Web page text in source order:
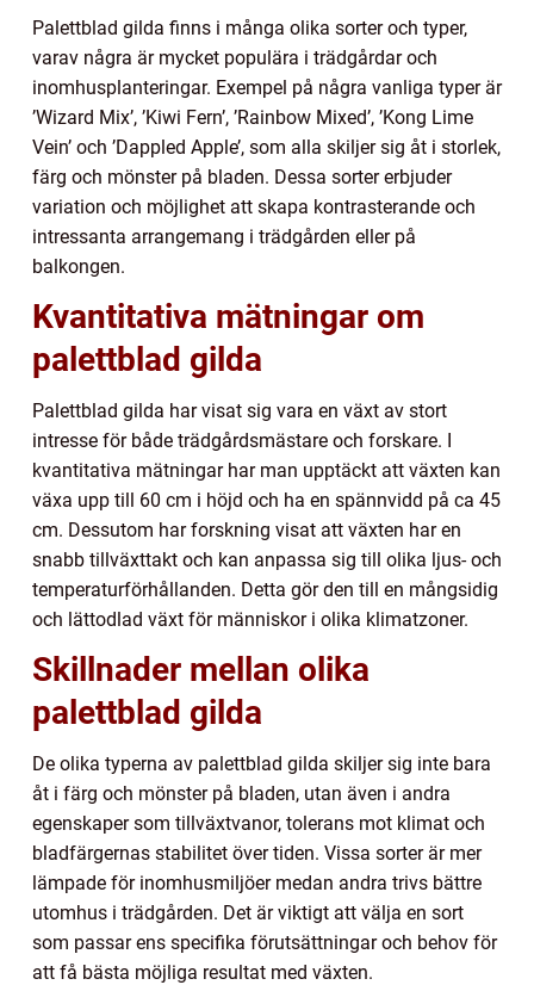
Palettblad gilda finns i många olika sorter och typer,
varav några är mycket populära i trädgårdar och
inomhusplanteringar. Exempel på några vanliga typer är
’Wizard Mix’, ’Kiwi Fern’, ’Rainbow Mixed’, ’Kong Lime
Vein’ och ’Dappled Apple’, som alla skiljer sig åt i storlek,
färg och mönster på bladen. Dessa sorter erbjuder
variation och möjlighet att skapa kontrasterande och
intressanta arrangemang i trädgården eller på
balkongen.
Kvantitativa mätningar om
palettblad gilda
Palettblad gilda har visat sig vara en växt av stort
intresse för både trädgårdsmästare och forskare. I
kvantitativa mätningar har man upptäckt att växten kan
växa upp till 60 cm i höjd och ha en spännvidd på ca 45
cm. Dessutom har forskning visat att växten har en
snabb tillväxttakt och kan anpassa sig till olika ljus- och
temperaturförhållanden. Detta gör den till en mångsidig
och lättodlad växt för människor i olika klimatzoner.
Skillnader mellan olika
palettblad gilda
De olika typerna av palettblad gilda skiljer sig inte bara
åt i färg och mönster på bladen, utan även i andra
egenskaper som tillväxtvanor, tolerans mot klimat och
bladfärgernas stabilitet över tiden. Vissa sorter är mer
lämpade för inomhusmiljöer medan andra trivs bättre
utomhus i trädgården. Det är viktigt att välja en sort
som passar ens specifika förutsättningar och behov för
att få bästa möjliga resultat med växten.